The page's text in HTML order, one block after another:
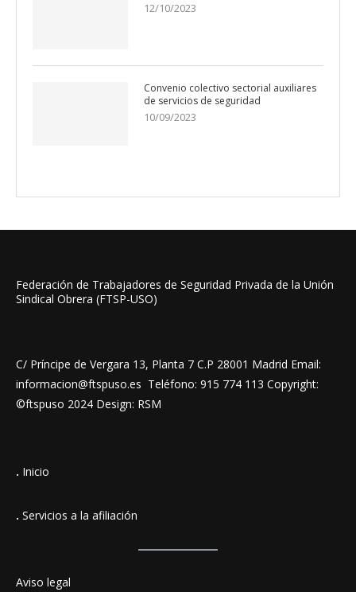
12/10/2023
Convenio colectivo sectorial auxiliares
de servicios de seguridad
10/09/2023
Federación de Trabajadores de Seguridad Privada de la Unión
Sindical Obrera (FTSP-USO)
C/ Príncipe de Vergara 13, Planta 7 C.P 28001 Madrid Email:
informacion@ftspuso.es Teléfono: 915 774 113 Copyright:
©ftspuso 2024 Design: RSM
. Inicio
. Servicios a la afiliación
Aviso legal